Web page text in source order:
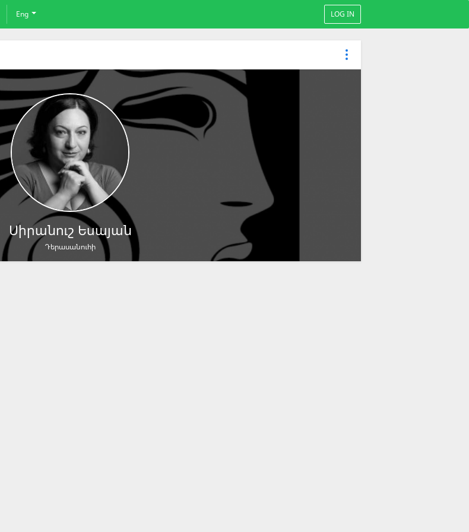
Eng LOG IN
Սիրանուշ Եսայան
Դերասանուհի